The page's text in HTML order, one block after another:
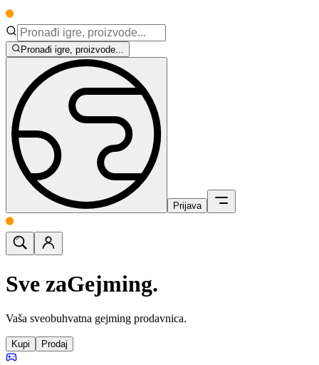
Pronađi igre, proizvode...
Prijava
Sve zaGejming.
Vaša sveobuhvatna gejming prodavnica.
Kupi Prodaj